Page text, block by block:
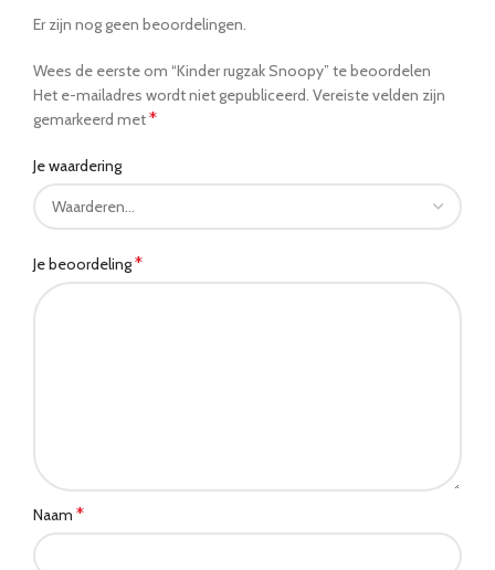
Er zijn nog geen beoordelingen.
Wees de eerste om “Kinder rugzak Snoopy” te beoordelen
Het e-mailadres wordt niet gepubliceerd. Vereiste velden zijn
gemarkeerd met*
Je waardering
Je beoordeling*
Naam *